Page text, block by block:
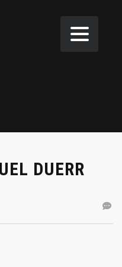
DUERR